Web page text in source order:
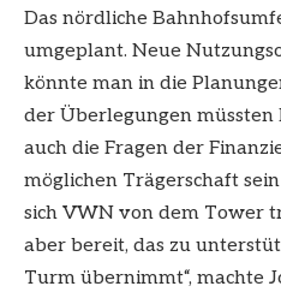
Das nördliche
umgeplant. Neue
könnte man in die
der Überlegungen
auch die Fragen der
möglichen Trägerschaft
sich VWN von dem Tower
aber bereit, das zu
Turm übernimmt“, machte